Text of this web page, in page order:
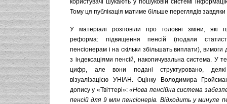
користувачі шукають у пошуковій системі
Тому ця публікація матиме більше переглядів
У матеріалі розповіли про головні зміни, які
реформа: підвищення пенсій (подали
пенсіонерам і на скільки збільшать виплати), вимоги
з індексаціями пенсій, накопичувальна система. У
цифр, але вони подані структуровано, деякі
візуалізацією УНІАН. Оцінку Володимира
допису у «Твіттері»:«Нова пенсійна система
пенсій для 9 млн пенсіонерів. Відходить у минуле